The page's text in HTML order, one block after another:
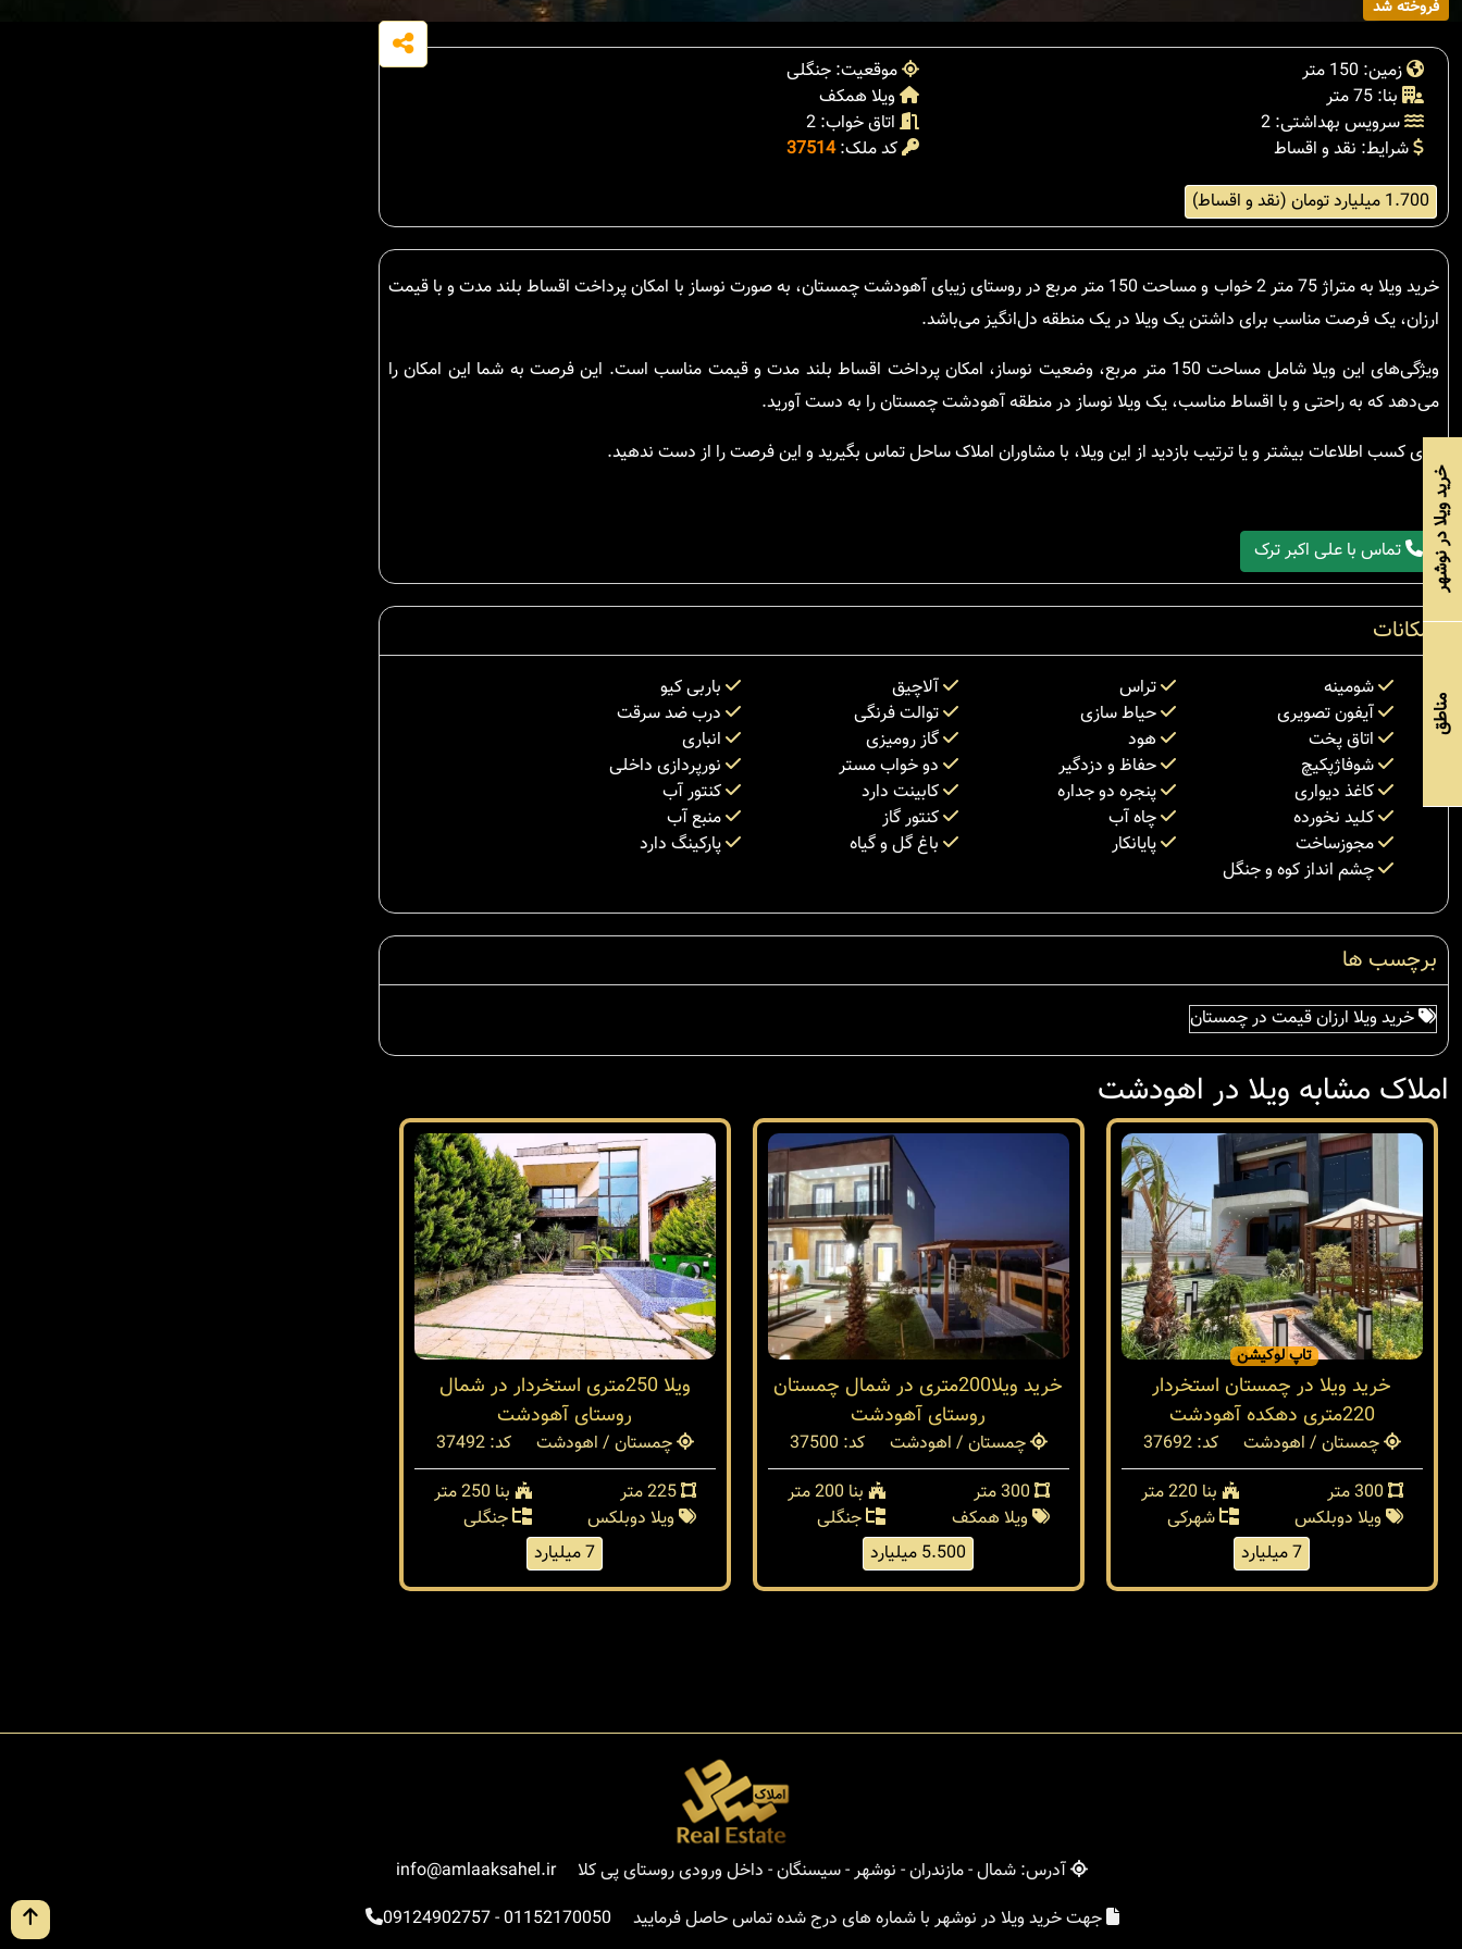
فروخته شد
زمین: 150 متر
موقعیت: جنگلی
بنا: 75 متر
ویلا همکف
سرویس بهداشتی: 2
اتاق خواب: 2
شرایط: نقد و اقساط
کد ملک:37514
1.700 میلیارد تومان (نقد و اقساط)
خرید ویلا به متراژ 75 متر 2 خواب و مساحت 150 متر مربع در روستای زیبای آهودشت چمستان، به صورت نوساز با امکان پرداخت اقساط بلند مدت و با قیمت
ارزان، یک فرصت مناسب برای داشتن یک ویلا در یک منطقه دل‌انگیز می‌باشد.
ویژگی‌های این ویلا شامل مساحت 150 متر مربع، وضعیت نوساز، امکان پرداخت اقساط بلند مدت و قیمت مناسب است. این فرصت به شما این امکان را
می‌دهد که به راحتی و با اقساط مناسب، یک ویلا نوساز در منطقه آهودشت چمستان را به دست آورید.
برای کسب اطلاعات بیشتر و یا ترتیب بازدید از این ویلا، با مشاوران املاک ساحل تماس بگیرید و این فرصت را از دست ندهید.
تماس با علی اکبر ترک
امکانات
شومینه تراس آلاچیق
باربی کیو
آیفون تصویری
حیاط سازی توالت فرنگی
درب ضد سرقت
اتاق پخت
هود گاز رومیزی
انباری
شوفاژپکیچ
حفاظ و دزدگیر دو خواب مستر
نورپردازی داخلی
کاغذ دیواری
پنجره دو جداره کابینت دارد
کنتور آب
کلید نخورده
چاه آب کنتور گاز
منبع آب
مجوزساخت
پایانکار باغ گل و گیاه
پارکینگ دارد
چشم انداز کوه و جنگل
برچسب ها
خرید ویلا ارزان قیمت در چمستان
املاک مشابه ویلا در اهودشت
تاپ لوکیشن
خرید ویلا در چمستان استخردار
220متری دهکده آهودشت
چمستان / اهودشت
کد: 37692
بنا 220 متر
ویلا دوبلکس
شهرکی
7 میلیارد
خرید ویلا200متری در شمال چمستان
روستای آهودشت
چمستان / اهودشت
کد: 37500
بنا 200 متر
ویلا همکف
جنگلی
5.500 میلیارد
ویلا 250متری استخردار در شمال
روستای آهودشت
چمستان / اهودشت
کد: 37492
225 متر
بنا 250 متر
ویلا دوبلکس
جنگلی
7 میلیارد
آدرس: شمال - مازندران - نوشهر - سیسنگان - داخل ورودی روستای پی کلا
info@amlaaksahel.ir
جهت خرید ویلا در نوشهر با شماره های درج شده تماس حاصل فرمایید
01152170050
-
09124902757
خرید ویلا در نوشهر
مناطق